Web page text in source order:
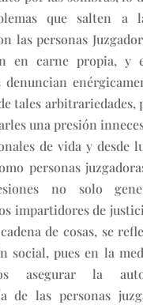
que salten a
las personas
en carne propia, y
denuncian
tales arbitrariedades,
una presión
de vida y desde
personas
no solo
impartidores de
de cosas, se
social, pues en la
asegurar la
de las personas